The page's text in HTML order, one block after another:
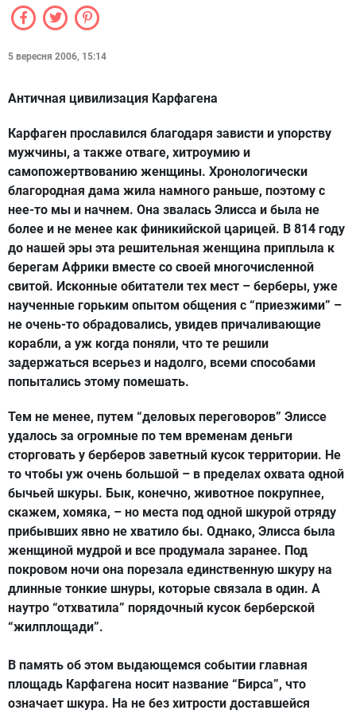
5 вересня 2006, 15:14
Античная цивилизация Карфагена
Карфаген прославился благодаря зависти и упорству
мужчины, а также отваге, хитроумию и
самопожертвованию женщины. Хронологически
благородная дама жила намного раньше, поэтому с
нее-то мы и начнем. Она звалась Элисса и была не
более и не менее как финикийской царицей. В 814 году
до нашей эры эта решительная женщина приплыла к
берегам Африки вместе со своей многочисленной
свитой. Исконные обитатели тех мест – берберы, уже
наученные горьким опытом общения с “приезжими” –
не очень-то обрадовались, увидев причаливающие
корабли, а уж когда поняли, что те решили
задержаться всерьез и надолго, всеми способами
попытались этому помешать.
Тем не менее, путем “деловых переговоров” Элиссе
удалось за огромные по тем временам деньги
сторговать у берберов заветный кусок территории. Не
то чтобы уж очень большой – в пределах охвата одной
бычьей шкуры. Бык, конечно, животное покрупнее,
скажем, хомяка, – но места под одной шкурой отряду
прибывших явно не хватило бы. Однако, Элисса была
женщиной мудрой и все продумала заранее. Под
покровом ночи она порезала единственную шкуру на
длинные тонкие шнуры, которые связала в один. А
наутро “отхватила” порядочный кусок берберской
“жилплощади”.
В память об этом выдающемся событии главная
площадь Карфагена носит название “Бирса”, что
означает шкура. На не без хитрости доставшейся